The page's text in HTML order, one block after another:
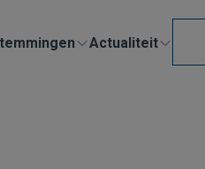
Actualiteit